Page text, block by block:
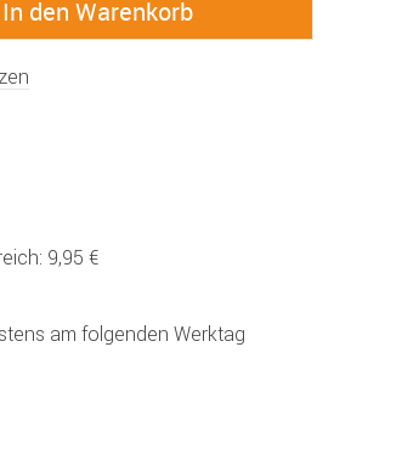
9,95 €
am folgenden Werktag